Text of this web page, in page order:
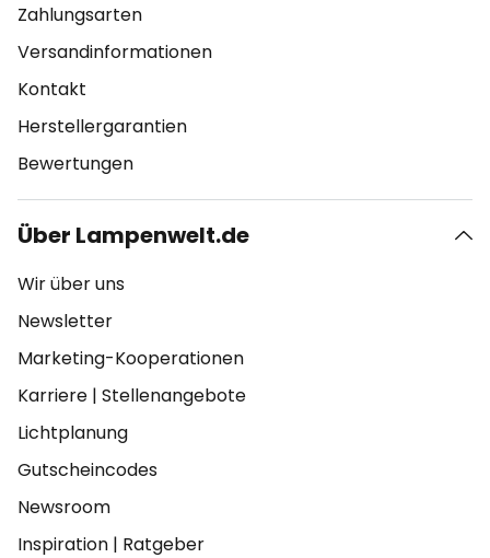
Zahlungsarten
Versandinformationen
Kontakt
Herstellergarantien
Bewertungen
Über Lampenwelt.de
Wir über uns
Newsletter
Marketing-Kooperationen
Karriere | Stellenangebote
Lichtplanung
Gutscheincodes
Newsroom
Inspiration | Ratgeber